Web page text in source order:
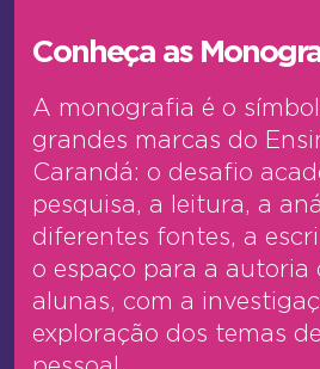
Conheça as
A monografia é o
grandes marcas do
Carandá: o desafio
pesquisa, a leitura, a
diferentes fontes, a
o espaço para a autoria
alunas, com a
exploração dos temas